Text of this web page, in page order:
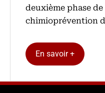
deuxième phase
chimioprévention
En savoir +